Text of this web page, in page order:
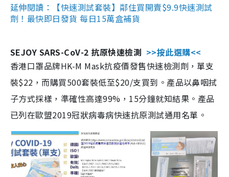
延伸閱讀：【快速測試套裝】鄰住買開賣$9.9快速測試
劑！最快即日發貨 每日15萬盒補貨
SEJOY SARS-CoV-2 抗原快速檢測 >>按此選購<<
香港口罩品牌HK-M Mask抗疫價發售快速檢測劑，單支
裝$22，而購買500套裝低至$20/支買到。產品以鼻咽拭
子方式採樣，準確性高達99%，15分鐘就知結果。產品
已列在歐盟2019冠狀病毒病快速抗原測試通用名單。